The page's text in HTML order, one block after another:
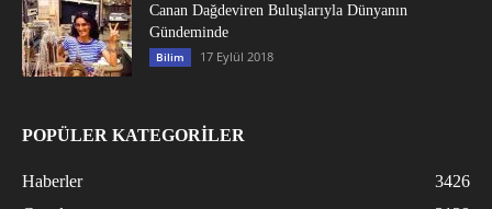
Canan Dağdeviren Buluşlarıyla Dünyanın
Gündeminde
Bilim 17 Eylül 2018
POPÜLER KATEGORİLER
Haberler
3426